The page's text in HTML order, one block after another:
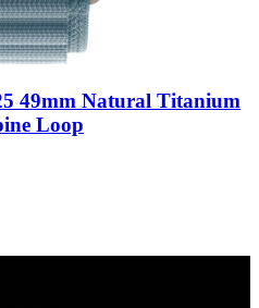
49mm Natural Titanium
Loop